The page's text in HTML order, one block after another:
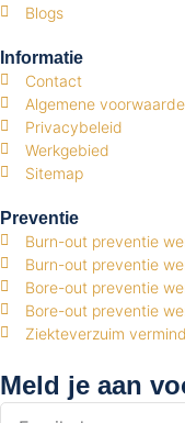
Blogs
Informatie
Contact
Algemene
Privacybeleid
Werkgebied
Sitemap
Preventie
Burn-out preventie
Burn-out preventie
Bore-out preventie
Bore-out preventie
Ziekteverzuim
Meld je aan